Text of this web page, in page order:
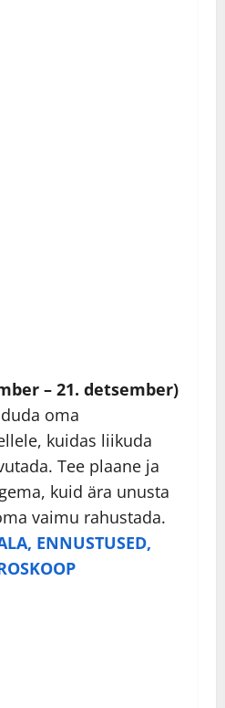
– 21. detsember)
oma
kuidas liikuda
Tee plaane ja
kuid ära unusta
vaimu rahustada.
ENNUSTUSED,